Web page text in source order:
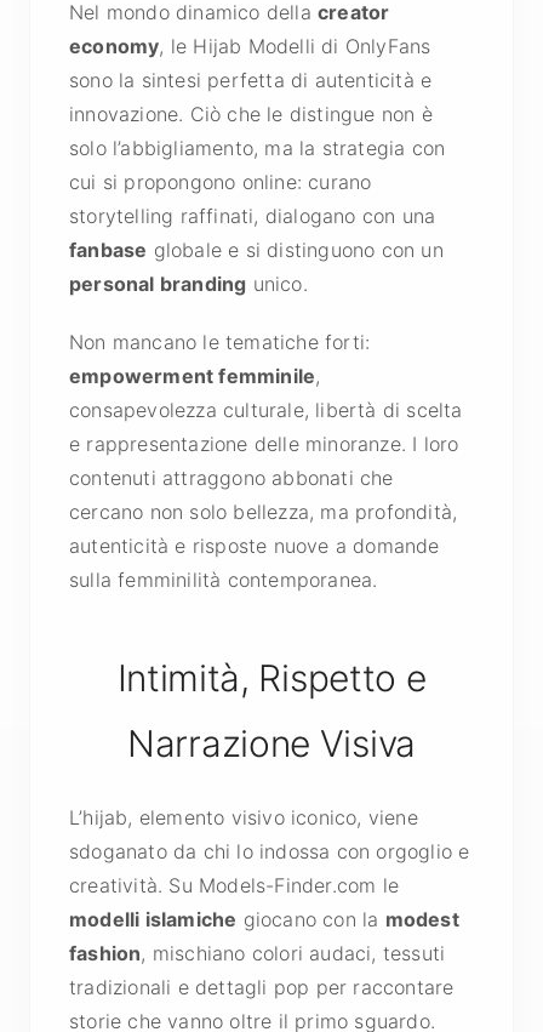
Nel mondo dinamico della creator
economy, le Hijab Modelli di OnlyFans
sono la sintesi perfetta di autenticità e
innovazione. Ciò che le distingue non è
solo l’abbigliamento, ma la strategia con
cui si propongono online: curano
storytelling raffinati, dialogano con una
fanbase globale e si distinguono con un
personal branding unico.
Non mancano le tematiche forti:
empowerment femminile,
consapevolezza culturale, libertà di scelta
e rappresentazione delle minoranze. I loro
contenuti attraggono abbonati che
cercano non solo bellezza, ma profondità,
autenticità e risposte nuove a domande
sulla femminilità contemporanea.
Intimità, Rispetto e
Narrazione Visiva
L’hijab, elemento visivo iconico, viene
sdoganato da chi lo indossa con orgoglio e
creatività. Su Models-Finder.com le
modelli islamiche giocano con la modest
fashion, mischiano colori audaci, tessuti
tradizionali e dettagli pop per raccontare
storie che vanno oltre il primo sguardo.